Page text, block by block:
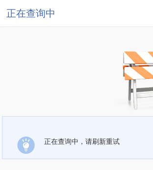
正在查询中
正在查询中，请刷新重试